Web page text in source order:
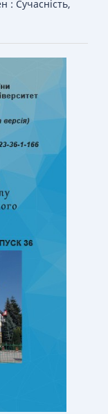
: Сучасність,